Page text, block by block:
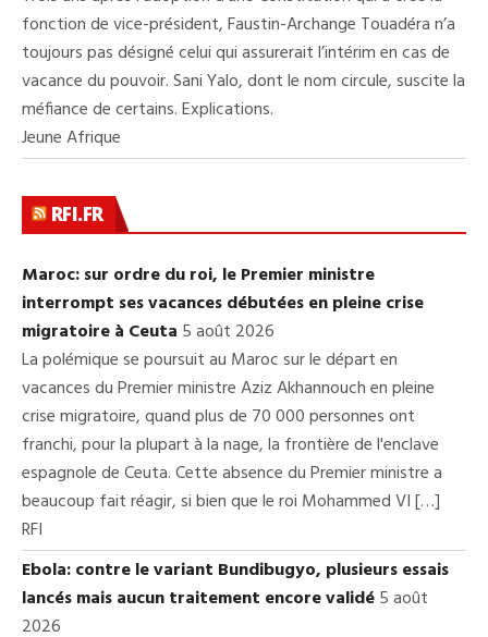
fonction de vice-président, Faustin-Archange Touadéra n’a
toujours pas désigné celui qui assurerait l’intérim en cas de
vacance du pouvoir. Sani Yalo, dont le nom circule, suscite la
méfiance de certains. Explications.
Jeune Afrique
RFI.FR
Maroc: sur ordre du roi, le Premier ministre
interrompt ses vacances débutées en pleine crise
migratoire à Ceuta 5 août 2026
La polémique se poursuit au Maroc sur le départ en
vacances du Premier ministre Aziz Akhannouch en pleine
crise migratoire, quand plus de 70 000 personnes ont
franchi, pour la plupart à la nage, la frontière de l'enclave
espagnole de Ceuta. Cette absence du Premier ministre a
beaucoup fait réagir, si bien que le roi Mohammed VI […]
RFI
Ebola: contre le variant Bundibugyo, plusieurs essais
lancés mais aucun traitement encore validé5 août
2026